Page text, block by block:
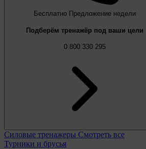
Бесплатно Предложение недели
Подберём тренажёр под ваши цели
0 800 330 295
Силовые тренажеры Смотреть все
Турники и брусья